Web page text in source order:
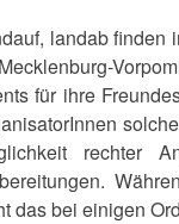
landab finden
für ihre
rechter
das bei einigen